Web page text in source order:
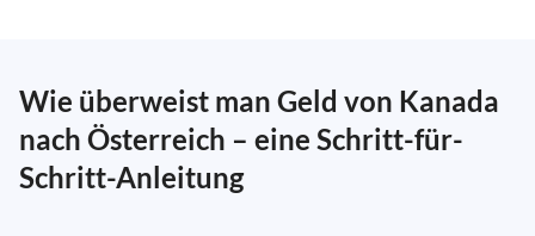
Wie überweist man Geld von Kanada
nach Österreich – eine Schritt-für-
Schritt-Anleitung